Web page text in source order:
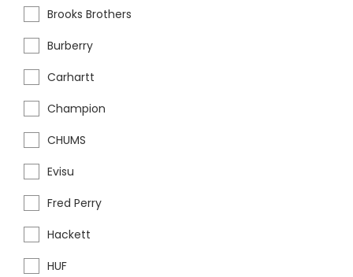
Brooks Brothers
Burberry
Carhartt
Champion
CHUMS
Evisu
Fred Perry
Hackett
HUF